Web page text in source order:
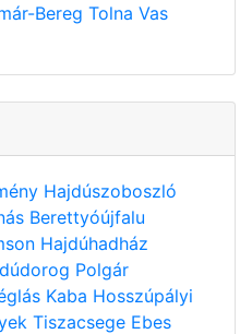
Bereg Tolna Vas
Hajdúszoboszló
Berettyóújfalu
Hajdúhadház
Polgár
Kaba Hosszúpályi
Tiszacsege Ebes